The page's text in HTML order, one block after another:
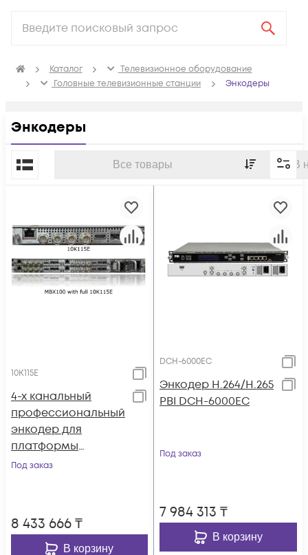
Каталог
Телевизионное оборудование
Головные телевизионные станции
Энкодеры
Энкодеры
Все товары В
По популярности
10K115E
4-х канальный
профессиональный
энкодер для
платформы
Sumavision MBX100
Под заказ
8 433 666₸
В корзину
DCH-6000EC
Энкодер H.264/H.265
PBI DCH-6000EC
Под заказ
7 984 313 ₸
В корзину